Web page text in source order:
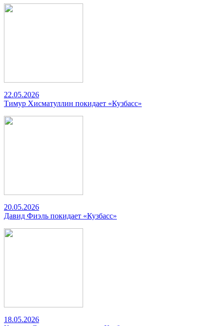
22.05.2026
Тимур Хисматуллин покидает «Кузбасс»
20.05.2026
Давид Фиэль покидает «Кузбасс»
18.05.2026